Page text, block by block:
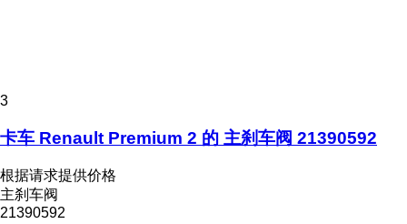
3
卡车 Renault Premium 2 的 主刹车阀 21390592
根据请求提供价格
主刹车阀
21390592